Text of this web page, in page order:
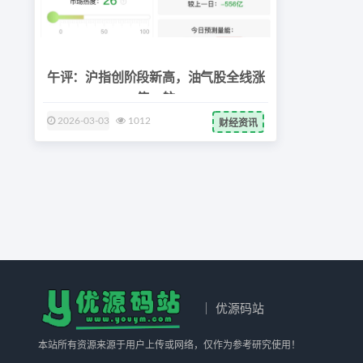
午评：沪指创阶段新高，油气股全线涨
2026-03-03 1012 财经资讯
｜ 优源码站
本站所有资源来源于用户上传或网络，仅作为参考研究使用！